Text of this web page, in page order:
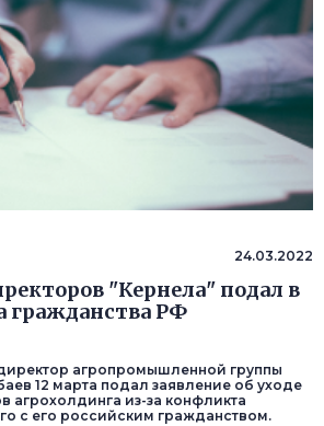
24.03.2022
"Кернела" подал в
гражданства РФ
агропромышленной группы
12 марта подал заявление об уходе
агрохолдинга из-за конфликта
с его российским гражданством.